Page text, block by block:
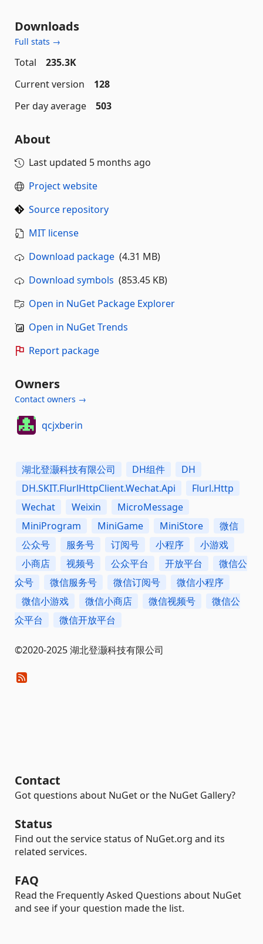
Downloads
Full stats →
Total
235.3K
Current version
128
Per day average
503
About
Last updated 5 months ago
Project website
Source repository
MIT license
Download package (4.31 MB)
Download symbols (853.45 KB)
Open in NuGet Package Explorer
Open in NuGet Trends
Report package
Owners
Contact owners →
qcjxberin
湖北登灏科技有限公司 DH组件
DH
DH.SKIT.FlurlHttpClient.Wechat.Api
Flurl.Http
Wechat
Weixin
MicroMessage
MiniProgram
MiniGame MiniStore
微信
公众号
服务号 订阅号 小程序
小游戏
小商店
视频号 公众平台 开放平台
微信公
众号
微信服务号 微信订阅号
微信小程序
微信小游戏
微信小商店 微信视频号
微信公
众平台
微信开放平台
©2020-2025 湖北登灏科技有限公司
Contact
Got questions about NuGet or the NuGet Gallery?
Status
Find out the service status of NuGet.org and its
related services.
FAQ
Read the Frequently Asked Questions about NuGet
and see if your question made the list.